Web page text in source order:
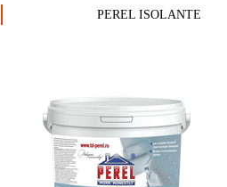
PEREL ISOLANTE